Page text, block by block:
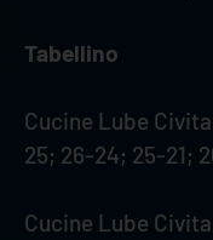
Tabellino
Cucine Lube
25; 26-24; 25-21;
Cucine Lube